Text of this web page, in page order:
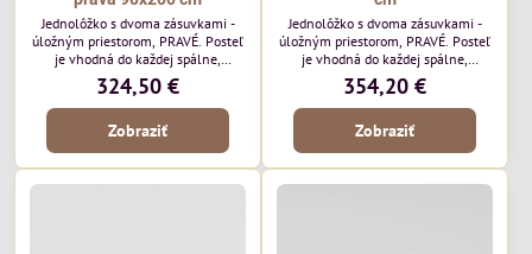
Jednolôžko s dvoma zásuvkami -
úložným priestorom, PRAVÉ. Posteľ
je vhodná do každej spálne,
hosťovskej alebo detskej izby.
Vďaka vysokým bočniciam Vás
studená stena v noci nebude chladiť
a spánok tak bude dlhší. Rozmer
postele: š95 x h205 x v89cm
(43,5cm horná hrana bočnice)
324,50 €
Zobraziť
Jednolôžko s dvoma zásuvkami -
úložným priestorom, PRAVÉ. Posteľ
je vhodná do každej spálne,
hosťovskej alebo detskej izby.
Vďaka vysokým bočniciam Vás
studená stena v noci nebude chladiť
a spánok tak bude dlhší. Rozmer
postele: š125 x h205 x v89cm
(43,5cm horná hrana bočnice)
354,20 €
Zobraziť